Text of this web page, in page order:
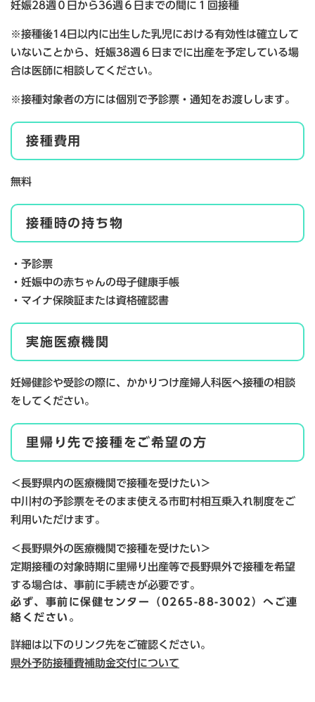
妊娠28週０日から36週６日までの間に１回接種
※接種後14日以内に出生した乳児における有効性は確立して
いないことから、妊娠38週６日までに出産を予定している場
合は医師に相談してください。
※接種対象者の方には個別で予診票・通知をお渡しします。
接種費用
無料
接種時の持ち物
・予診票
・妊娠中の赤ちゃんの母子健康手帳
・マイナ保険証または資格確認書
実施医療機関
妊婦健診や受診の際に、かかりつけ産婦人科医へ接種の相談
をしてください。
里帰り先で接種をご希望の方
＜長野県内の医療機関で接種を受けたい＞
中川村の予診票をそのまま使える市町村相互乗入れ制度をご
利用いただけます。
＜長野県外の医療機関で接種を受けたい＞
定期接種の対象時期に里帰り出産等で長野県外で接種を希望
する場合は、事前に手続きが必要です。
必ず、事前に保健センター（0265-88-3002）へご連
絡ください。
詳細は以下のリンク先をご確認ください。
県外予防接種費補助金交付について​